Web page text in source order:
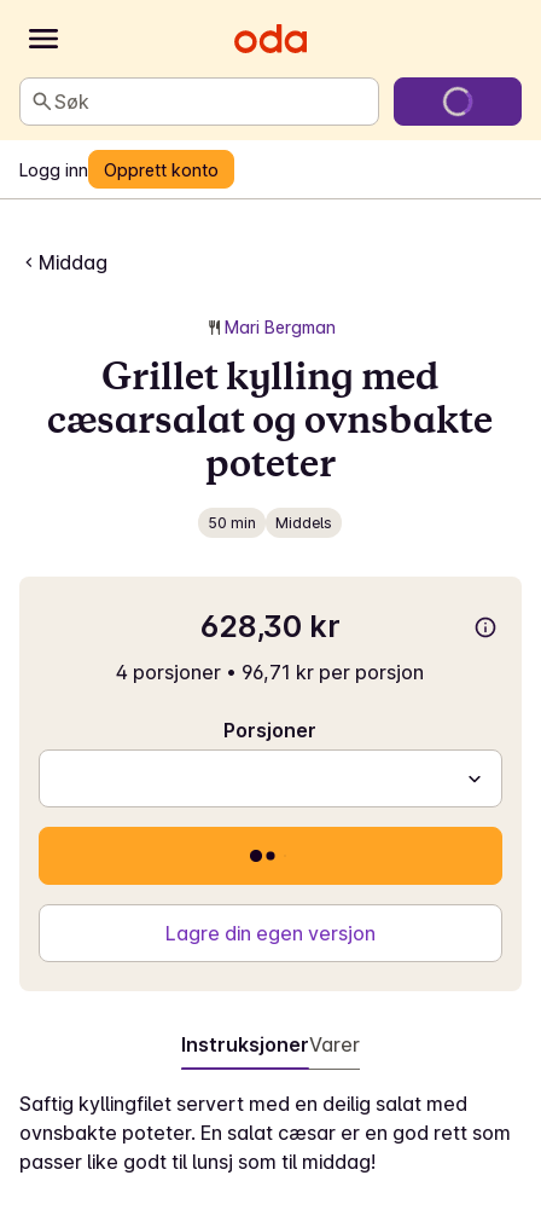
Søk
Logg inn Opprett konto
Middag
Mari Bergman
Grillet kylling med
cæsarsalat og ovnsbakte
poteter
50 min Middels
628,30 kr
4 porsjoner • 96,71 kr per porsjon
Porsjoner
Lagre din egen versjon
InstruksjonerVarer
Saftig kyllingfilet servert med en deilig salat med
ovnsbakte poteter. En salat cæsar er en god rett som
passer like godt til lunsj som til middag!